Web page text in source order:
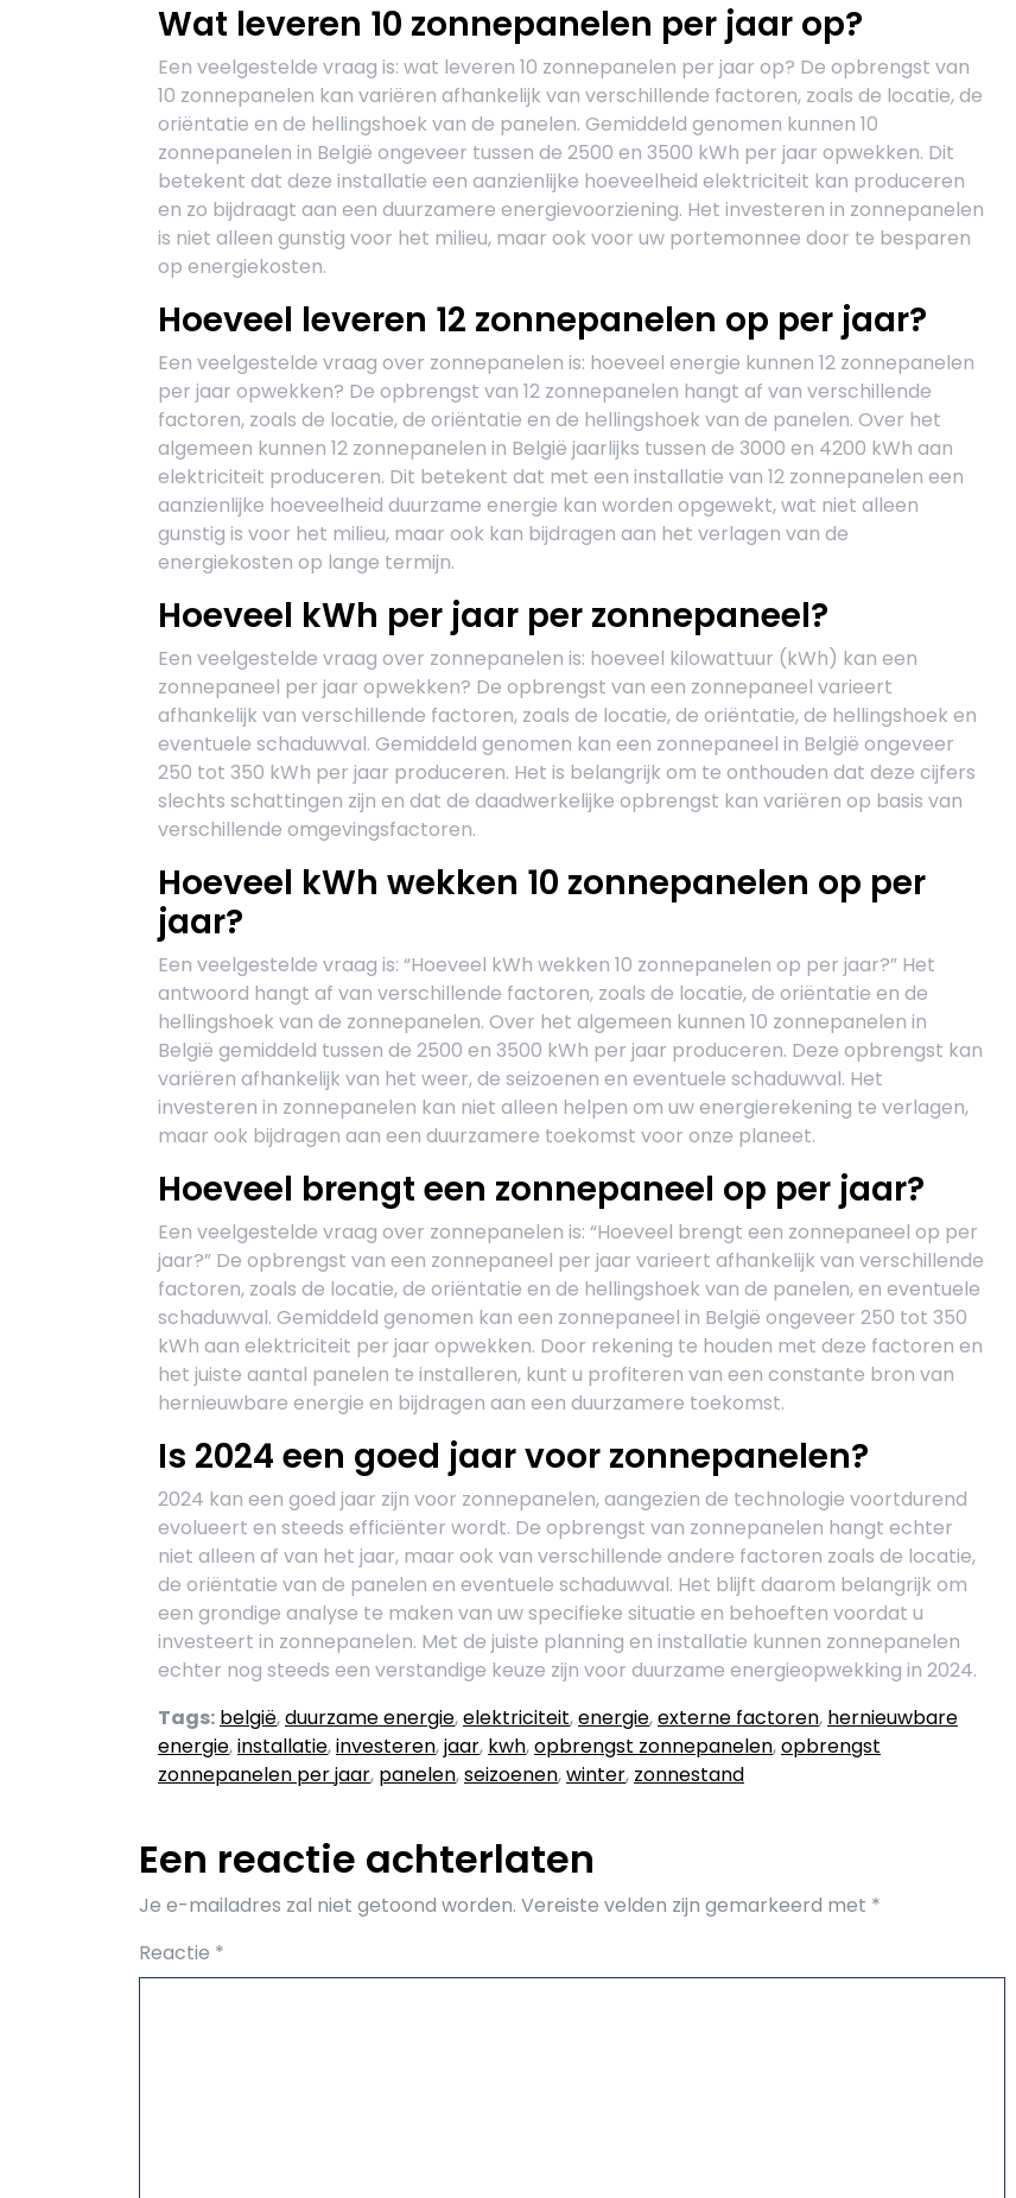
Wat leveren 10 zonnepanelen per jaar op?
Een veelgestelde vraag is: wat leveren 10 zonnepanelen per jaar op? De opbrengst van
10 zonnepanelen kan variëren afhankelijk van verschillende factoren, zoals de locatie, de
oriëntatie en de hellingshoek van de panelen. Gemiddeld genomen kunnen 10
zonnepanelen in België ongeveer tussen de 2500 en 3500 kWh per jaar opwekken. Dit
betekent dat deze installatie een aanzienlijke hoeveelheid elektriciteit kan produceren
en zo bijdraagt aan een duurzamere energievoorziening. Het investeren in zonnepanelen
is niet alleen gunstig voor het milieu, maar ook voor uw portemonnee door te besparen
op energiekosten.
Hoeveel leveren 12 zonnepanelen op per jaar?
Een veelgestelde vraag over zonnepanelen is: hoeveel energie kunnen 12 zonnepanelen
per jaar opwekken? De opbrengst van 12 zonnepanelen hangt af van verschillende
factoren, zoals de locatie, de oriëntatie en de hellingshoek van de panelen. Over het
algemeen kunnen 12 zonnepanelen in België jaarlijks tussen de 3000 en 4200 kWh aan
elektriciteit produceren. Dit betekent dat met een installatie van 12 zonnepanelen een
aanzienlijke hoeveelheid duurzame energie kan worden opgewekt, wat niet alleen
gunstig is voor het milieu, maar ook kan bijdragen aan het verlagen van de
energiekosten op lange termijn.
Hoeveel kWh per jaar per zonnepaneel?
Een veelgestelde vraag over zonnepanelen is: hoeveel kilowattuur (kWh) kan een
zonnepaneel per jaar opwekken? De opbrengst van een zonnepaneel varieert
afhankelijk van verschillende factoren, zoals de locatie, de oriëntatie, de hellingshoek en
eventuele schaduwval. Gemiddeld genomen kan een zonnepaneel in België ongeveer
250 tot 350 kWh per jaar produceren. Het is belangrijk om te onthouden dat deze cijfers
slechts schattingen zijn en dat de daadwerkelijke opbrengst kan variëren op basis van
verschillende omgevingsfactoren.
Hoeveel kWh wekken 10 zonnepanelen op per
jaar?
Een veelgestelde vraag is: “Hoeveel kWh wekken 10 zonnepanelen op per jaar?” Het
antwoord hangt af van verschillende factoren, zoals de locatie, de oriëntatie en de
hellingshoek van de zonnepanelen. Over het algemeen kunnen 10 zonnepanelen in
België gemiddeld tussen de 2500 en 3500 kWh per jaar produceren. Deze opbrengst kan
variëren afhankelijk van het weer, de seizoenen en eventuele schaduwval. Het
investeren in zonnepanelen kan niet alleen helpen om uw energierekening te verlagen,
maar ook bijdragen aan een duurzamere toekomst voor onze planeet.
Hoeveel brengt een zonnepaneel op per jaar?
Een veelgestelde vraag over zonnepanelen is: “Hoeveel brengt een zonnepaneel op per
jaar?” De opbrengst van een zonnepaneel per jaar varieert afhankelijk van verschillende
factoren, zoals de locatie, de oriëntatie en de hellingshoek van de panelen, en eventuele
schaduwval. Gemiddeld genomen kan een zonnepaneel in België ongeveer 250 tot 350
kWh aan elektriciteit per jaar opwekken. Door rekening te houden met deze factoren en
het juiste aantal panelen te installeren, kunt u profiteren van een constante bron van
hernieuwbare energie en bijdragen aan een duurzamere toekomst.
Is 2024 een goed jaar voor zonnepanelen?
2024 kan een goed jaar zijn voor zonnepanelen, aangezien de technologie voortdurend
evolueert en steeds efficiënter wordt. De opbrengst van zonnepanelen hangt echter
niet alleen af van het jaar, maar ook van verschillende andere factoren zoals de locatie,
de oriëntatie van de panelen en eventuele schaduwval. Het blijft daarom belangrijk om
een grondige analyse te maken van uw specifieke situatie en behoeften voordat u
investeert in zonnepanelen. Met de juiste planning en installatie kunnen zonnepanelen
echter nog steeds een verstandige keuze zijn voor duurzame energieopwekking in 2024.
Tags: belgië,duurzame energie,elektriciteit,energie,externe factoren, hernieuwbare
energie,installatie,investeren,jaar, kwh,opbrengst zonnepanelen,opbrengst
zonnepanelen per jaar, panelen,seizoenen,winter, zonnestand
Een reactie achterlaten
Je e-mailadres zal niet getoond worden. Vereiste velden zijn gemarkeerd met *
Reactie *